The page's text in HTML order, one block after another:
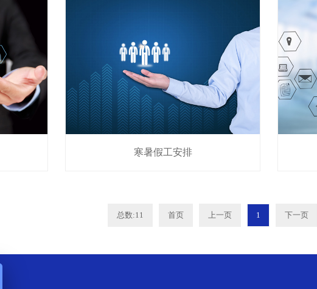
寒暑假工安排
总数:11 首页 上一页 1 下一页